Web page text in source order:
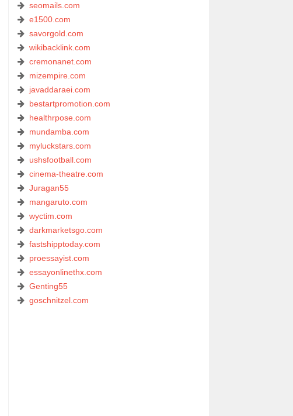
seomails.com
e1500.com
savorgold.com
wikibacklink.com
cremonanet.com
mizempire.com
javaddaraei.com
bestartpromotion.com
healthrpose.com
mundamba.com
myluckstars.com
ushsfootball.com
cinema-theatre.com
Juragan55
mangaruto.com
wyctim.com
darkmarketsgo.com
fastshipptoday.com
proessayist.com
essayonlinethx.com
Genting55
goschnitzel.com